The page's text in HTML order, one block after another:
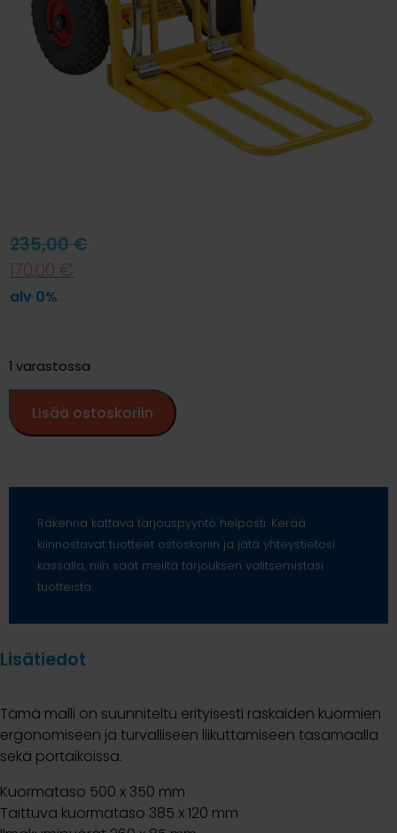
235,00€
170,00 €
alv 0%
1 varastossa
Lisää ostoskoriin
Rakenna kattava tarjouspyyntö helposti. Kerää
kiinnostavat tuotteet ostoskoriin ja jätä yhteystietosi
kassalla, niin saat meiltä tarjouksen valitsemistasi
tuotteista.
Lisätiedot
Tämä malli on suunniteltu erityisesti raskaiden kuormien
ergonomiseen ja turvalliseen liikuttamiseen tasamaalla
sekä portaikoissa.
Kuormataso 500 x 350 mm
Taittuva kuormataso 385 x 120 mm